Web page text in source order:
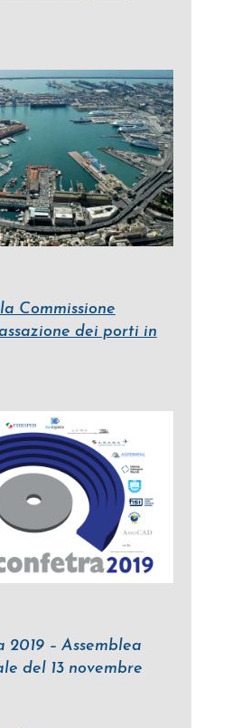
Commissione
dei porti in
– Assemblea
del 13 novembre